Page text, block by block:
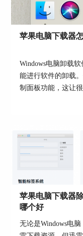
Transmission支
用，是兼容性比
单而清爽，主要
他功能比较少。
适合轻量级需求
苹果电脑下载器
Windows电脑卸载
能进行软件的卸载
制面板功能，这让
到底苹果电脑是怎
苹果电脑下载器
哪个好
无论是Windows电